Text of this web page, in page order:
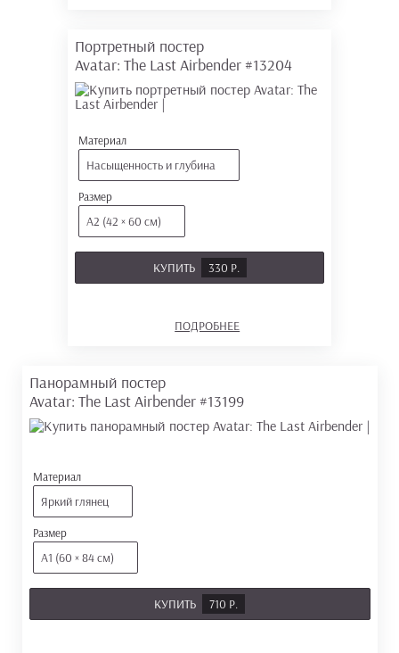
Портретный постер
Avatar: The Last Airbender #13204
Материал
Насыщенность и глубина
Размер
А2 (42 × 60 см)
КУПИТЬ 330 Р.
ПОДРОБНЕЕ
Панорамный постер
Avatar: The Last Airbender #13199
Материал
Яркий глянец
Размер
А1 (60 × 84 см)
КУПИТЬ 710 Р.